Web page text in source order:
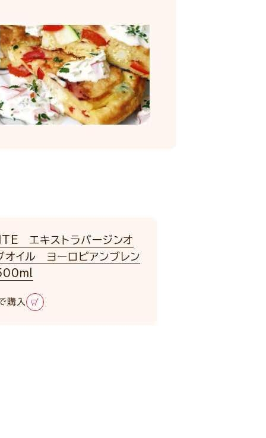
エキストラバージンオ
オイル ヨーロピアンブレン
購入